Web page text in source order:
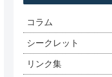
コラム
シークレット
リンク集